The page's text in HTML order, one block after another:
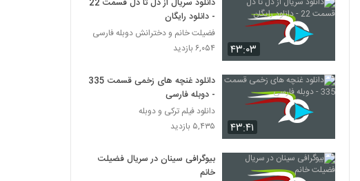
۴۳:۰۳
دانلود سریال از دل تا دل قسمت 22
- دانلود رایگان
فضیلت خانم و دخترانش دوبله فارسی
۶,۰۵۴ بازدید
۴۳:۴۱
دانلود غنچه های زخمی قسمت 335
- دوبله فارسی
دانلود فیلم ترکی و دوبله
۵,۴۳۵ بازدید
بیوگرافی سینان در سریال فضیلت
خانم